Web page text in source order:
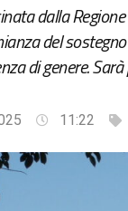
dalla
del
di genere.
11:22